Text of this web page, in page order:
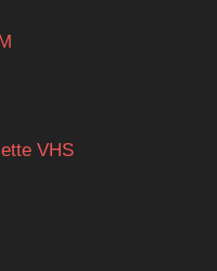
VHS